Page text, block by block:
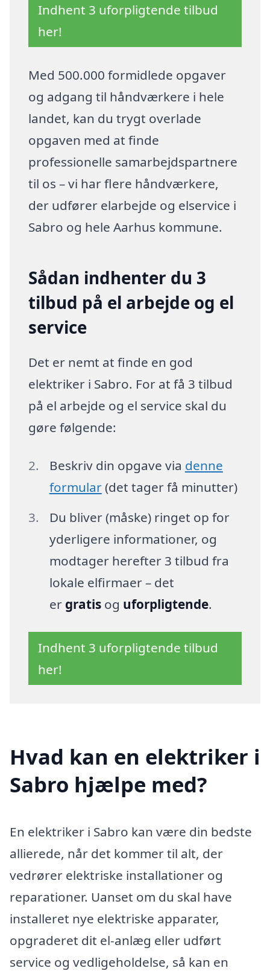
Indhent 3 uforpligtende tilbud
her!
Med 500.000 formidlede opgaver
og adgang til håndværkere i hele
landet, kan du trygt overlade
opgaven med at finde
professionelle samarbejdspartnere
til os – vi har flere håndværkere,
der udfører elarbejde og elservice i
Sabro og hele Aarhus kommune.
Sådan indhenter du 3
tilbud på el arbejde og el
service
Det er nemt at finde en god
elektriker i Sabro. For at få 3 tilbud
på el arbejde og el service skal du
gøre følgende:
Beskriv din opgave via denne
formular(det tager få minutter)
Du bliver (måske) ringet op for
yderligere informationer, og
modtager herefter 3 tilbud fra
lokale elfirmaer – det
er gratisog uforpligtende.
Indhent 3 uforpligtende tilbud
her!
Hvad kan en elektriker i
Sabro hjælpe med?
En elektriker i Sabro kan være din bedste
allierede, når det kommer til alt, der
vedrører elektriske installationer og
reparationer. Uanset om du skal have
installeret nye elektriske apparater,
opgraderet dit el-anlæg eller udført
service og vedligeholdelse, så kan en